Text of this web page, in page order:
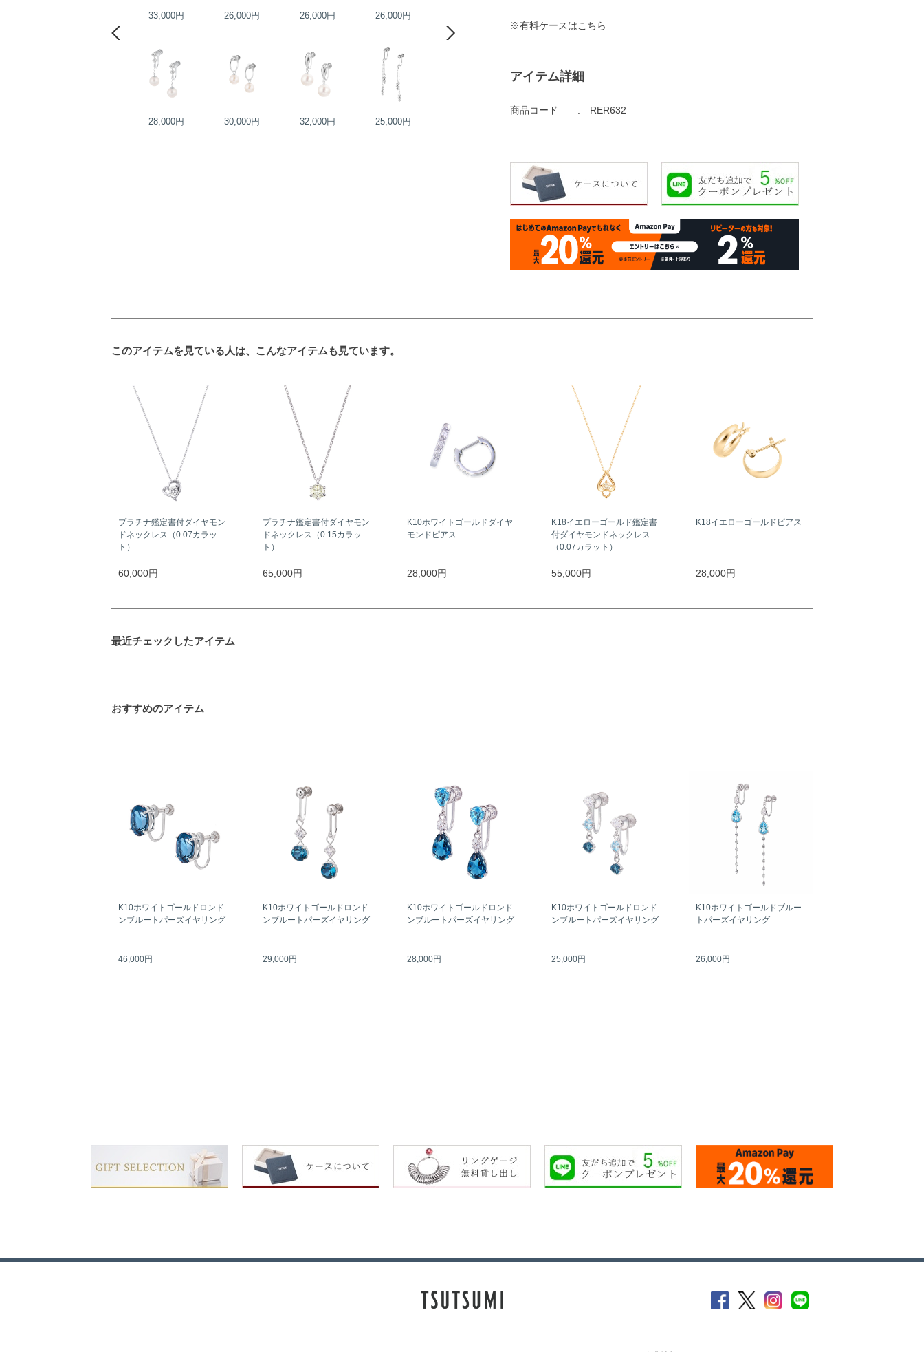
33,000円 26,000円 26,000円 26,000円
28,000円 30,000円 32,000円 25,000円
※有料ケースはこちら
アイテム詳細
商品コード RER632
このアイテムを見ている人は、こんなアイテムも見ています。
プラチナ鑑定書付ダイヤモン
ドネックレス（0.07カラッ
ト）
60,000円
プラチナ鑑定書付ダイヤモン
ドネックレス（0.15カラッ
ト）
65,000円
K10ホワイトゴールドダイヤ
モンドピアス
28,000円
K18イエローゴールド鑑定書
付ダイヤモンドネックレス
（0.07カラット）
55,000円
K18イエローゴールドピアス
28,000円
最近チェックしたアイテム
おすすめのアイテム
K10ホワイトゴールドロンド
ンブルートパーズイヤリング
46,000円
K10ホワイトゴールドロンド
ンブルートパーズイヤリング
29,000円
K10ホワイトゴールドロンド
ンブルートパーズイヤリング
28,000円
K10ホワイトゴールドロンド
ンブルートパーズイヤリング
25,000円
K10ホワイトゴールドブルー
トパーズイヤリング
26,000円